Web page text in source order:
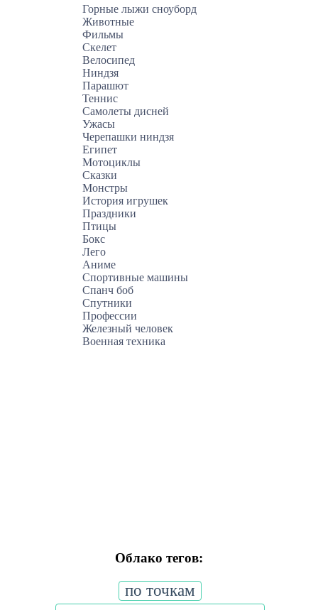
Горные лыжи сноуборд
Животные
Фильмы
Скелет
Велосипед
Ниндзя
Парашют
Теннис
Самолеты дисней
Ужасы
Черепашки ниндзя
Египет
Мотоциклы
Сказки
Монстры
История игрушек
Праздники
Птицы
Бокс
Лего
Аниме
Спортивные машины
Спанч боб
Спутники
Профессии
Железный человек
Военная техника
Облако тегов:
по точкам